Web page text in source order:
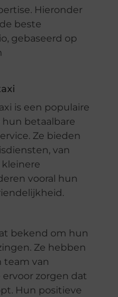
Hieronder
beste
gebaseerd op
is een populaire
betaalbare
Ze bieden
van
vooral hun
bekend om hun
Ze hebben
team van
zorgen dat
Hun positieve